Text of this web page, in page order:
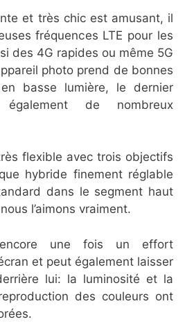
et très chic est amusant, il
fréquences LTE pour les
des 4G rapides ou même 5G
photo prend de bonnes
basse lumière, le dernier
de nombreux
flexible avec trois objectifs
hybride finement réglable
dans le segment haut
l’aimons vraiment.
une fois un effort
et peut également laisser
lui: la luminosité et la
des couleurs ont